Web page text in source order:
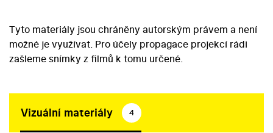
Tyto materiály jsou chráněny autorským právem a není
možné je využívat. Pro účely propagace projekcí rádi
zašleme snímky z filmů k tomu určené.
Vizuální materiály 4